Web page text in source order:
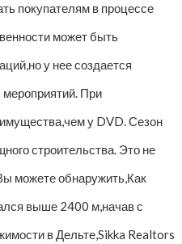
покупателям в процессе
может быть
у нее создается
При
у DVD. Сезон
строительства. Это не
можете обнаружить,Как
выше 2400 м,начав с
в Дельте,Sikka Realtors